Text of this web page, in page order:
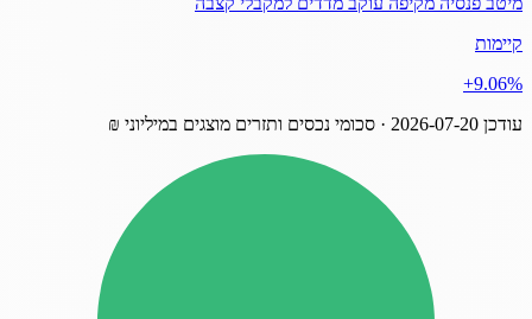
קיימות
‎+9.06%
עודכן 2026-07-20 · סכומי נכסים ותזרים מוצגים במיליוני ₪